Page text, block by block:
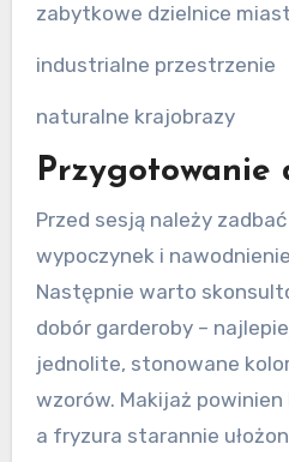
zabytkowe dzielnice miast
industrialne przestrzenie
naturalne krajobrazy
Przygotowanie
Przed sesją należy
wypoczynek i
Następnie warto
dobór garderoby –
jednolite, stonowane
wzorów. Makijaż
a fryzura starannie